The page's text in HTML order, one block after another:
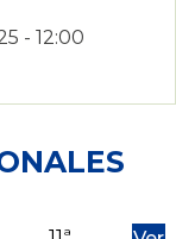
- 12:00